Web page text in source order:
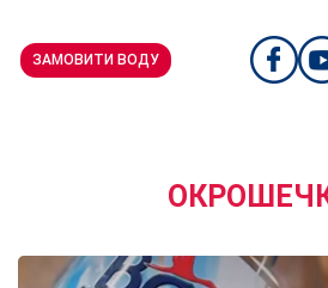
ЗАМОВИТИ ВОДУ